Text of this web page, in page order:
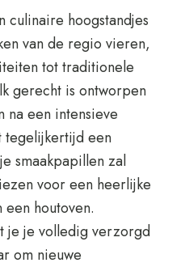
culinaire hoogstandjes
van de regio vieren,
tot traditionele
gerecht is ontworpen
na een intensieve
tegelijkertijd een
smaakpapillen zal
voor een heerlijke
houtoven.
je je volledig verzorgd
om nieuwe